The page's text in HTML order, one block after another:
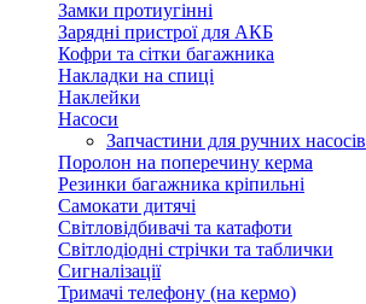
Замки протиугінні
Зарядні пристрої для АКБ
Кофри та сітки багажника
Накладки на спиці
Наклейки
Насоси
Запчастини для ручних насосів
Поролон на поперечину керма
Резинки багажника кріпильні
Самокати дитячі
Світловідбивачі та катафоти
Світлодіодні стрічки та таблички
Сигналізації
Тримачі телефону (на кермо)